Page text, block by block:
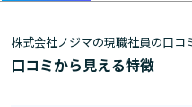
株式会社ノジマの現職社員の口コ
口コミから見える特徴